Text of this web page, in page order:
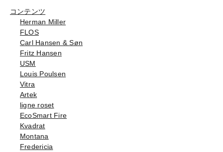
コンテンツ
Herman Miller
FLOS
Carl Hansen & Søn
Fritz Hansen
USM
Louis Poulsen
Vitra
Artek
ligne roset
EcoSmart Fire
Kvadrat
Montana
Fredericia